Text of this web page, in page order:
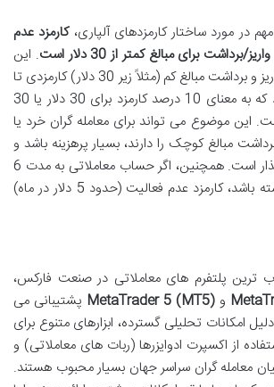
در مورد ساختار کارمزدهای آلپاری،کارمزد عدم
برداشت برای مبالغ کمتر از 30 دلار است
. این
بروکر در گذشته برای واریز و برداشت مبالغ کم (مثلاً زیر 30 دلار) کارمزدی تا
3 دلار دریافت می کرد که به معنای 10 درصد کارمزد برای 30 دلار یا 30
10 دلار است. این موضوع می تواند برای معامله گران خرد یا
مبالغ کوچک را دارند، بسیار پرهزینه باشد و
در انتخاب بروکر تأثیرگذار است. همچنین، اگر حساب معاملاتی به مدت 6
ماه هیچ فعالیتی نداشته باشد، کارمزد عدم فعالیت (حدود 5 دلار در ماه)
ترین پلتفرم های معاملاتی در صنعت فارکس،
وMetaTrader 5 (MT5) پشتیبانی می
امکانات تحلیلی گسترده، ابزارهای متنوع برای
از اکسپرت ادوایزرها (ربات های معاملاتی) و
معامله گران سراسر جهان بسیار محبوب هستند.